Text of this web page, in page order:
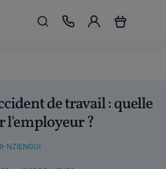
de travail : quelle
l'employeur ?
NZIENGUI